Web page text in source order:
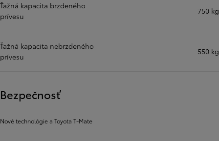
Ťažná kapacita brzdeného
prívesu
750 kg
Ťažná kapacita nebrzdeného
prívesu
550 kg
Bezpečnosť
Nové technológie a Toyota T-Mate